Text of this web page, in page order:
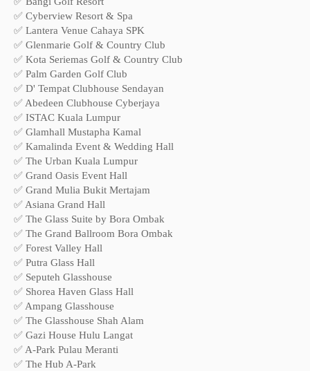
✅ Cyberview Resort & Spa
✅ Lantera Venue Cahaya SPK
✅ Glenmarie Golf & Country Club
✅ Kota Seriemas Golf & Country Club
✅ Palm Garden Golf Club
✅ D' Tempat Clubhouse Sendayan
✅ Abedeen Clubhouse Cyberjaya
✅ ISTAC Kuala Lumpur
✅ Glamhall Mustapha Kamal
✅ Kamalinda Event & Wedding Hall
✅ The Urban Kuala Lumpur
✅ Grand Oasis Event Hall
✅ Grand Mulia Bukit Mertajam
✅ Asiana Grand Hall
✅ The Glass Suite by Bora Ombak
✅ The Grand Ballroom Bora Ombak
✅ Forest Valley Hall
✅ Putra Glass Hall
✅ Seputeh Glasshouse
✅ Shorea Haven Glass Hall
✅ Ampang Glasshouse
✅ The Glasshouse Shah Alam
✅ Gazi House Hulu Langat
✅ A-Park Pulau Meranti
✅ The Hub A-Park